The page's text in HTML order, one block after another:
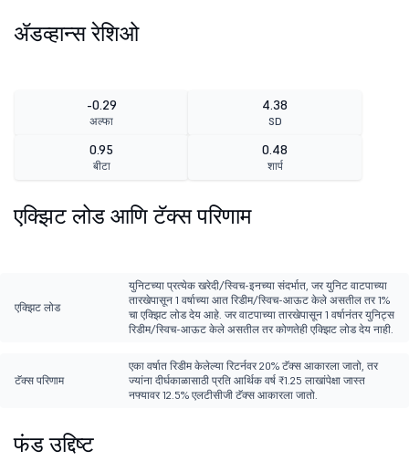
ॲडव्हान्स रेशिओ
-0.29
अल्फा
4.38
SD
0.95
बीटा
0.48
शार्प
एक्झिट लोड आणि टॅक्स परिणाम
एक्झिट लोड
युनिटच्या प्रत्येक खरेदी/स्विच-इनच्या संदर्भात, जर युनिट वाटपाच्या
तारखेपासून 1 वर्षाच्या आत रिडीम/स्विच-आऊट केले असतील तर 1%
चा एक्झिट लोड देय आहे. जर वाटपाच्या तारखेपासून 1 वर्षानंतर युनिट्स
रिडीम/स्विच-आऊट केले असतील तर कोणतेही एक्झिट लोड देय नाही.
टॅक्स परिणाम
एका वर्षात रिडीम केलेल्या रिटर्नवर 20% टॅक्स आकारला जातो, तर
ज्यांना दीर्घकाळासाठी प्रति आर्थिक वर्ष ₹1.25 लाखांपेक्षा जास्त
नफ्यावर 12.5% एलटीसीजी टॅक्स आकारला जातो.
फंड उद्दिष्ट